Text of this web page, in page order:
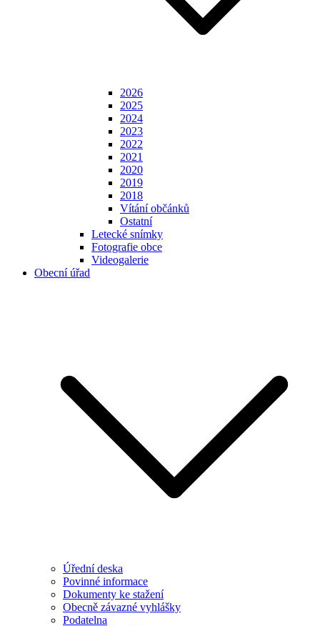
2026
2025
2024
2023
2022
2021
2020
2019
2018
Vítání občánků
Ostatní
Letecké snímky
Fotografie obce
Videogalerie
Obecní úřad
Úřední deska
Povinné informace
Dokumenty ke stažení
Obecně závazné vyhlášky
Podatelna